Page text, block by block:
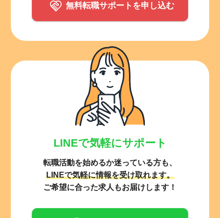
無料転職サポートを申し込む
LINEで気軽にサポート
転職活動を始めるか迷っている方も、
LINEで気軽に情報を受け取れます。
ご希望に合った求人もお届けします！